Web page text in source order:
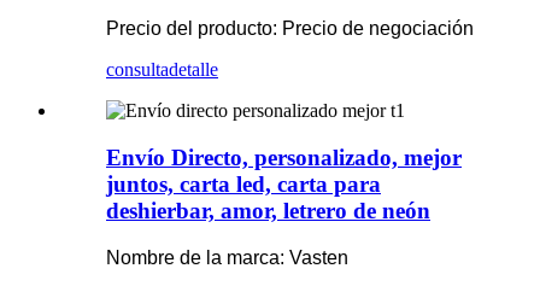
Precio del producto: Precio de negociación
consultadetalle
Envío Directo, personalizado, mejor
juntos, carta led, carta para
deshierbar, amor, letrero de neón
Nombre de la marca: Vasten